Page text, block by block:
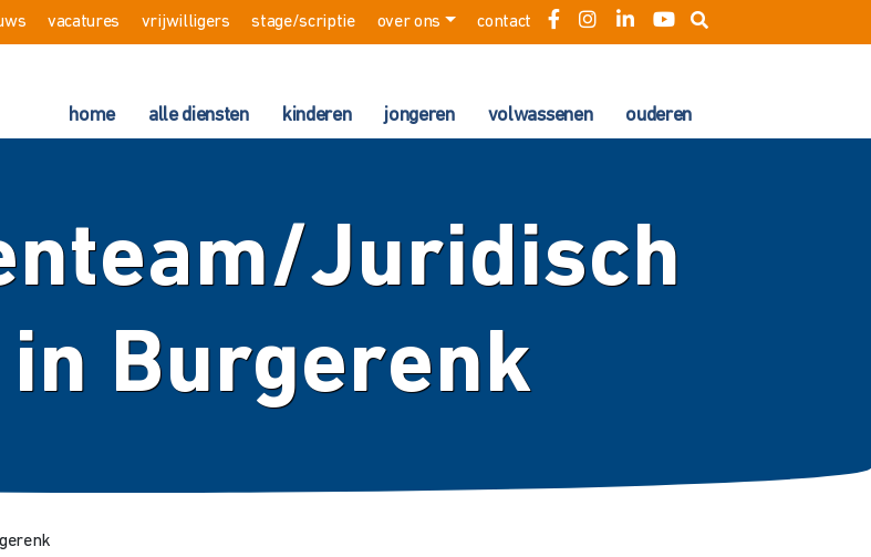
vacatures vrijwilligers stage/scriptie over ons contact
home alle diensten kinderen jongeren volwassenen ouderen
Juridisch
Burgerenk